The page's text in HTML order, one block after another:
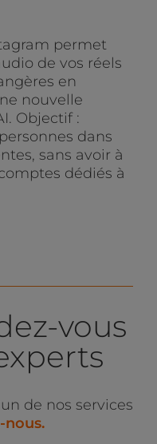
permet
de vos réels
en
nouvelle
Objectif :
dans
sans avoir à
dédiés à
vous
de nos services